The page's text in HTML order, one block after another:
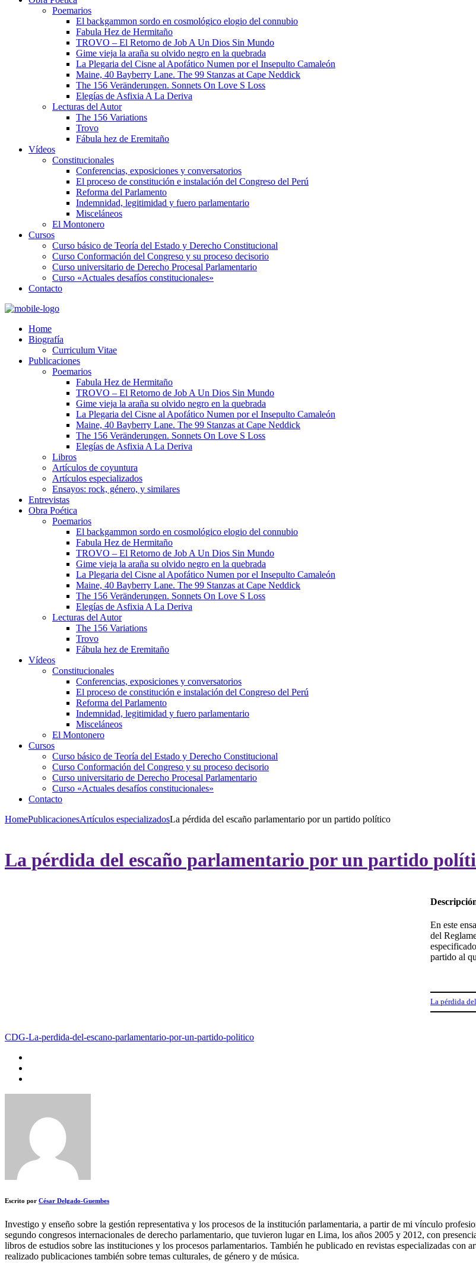
Poemarios
El backgammon sordo en cosmológico elogio del connubio
Fabula Hez de Hermitaño
TROVO – El Retorno de Job A Un Dios Sin Mundo
Gime vieja la araña su olvido negro en la quebrada
La Plegaria del Cisne al Apofático Numen por el Insepulto Camaleón
Maine, 40 Bayberry Lane. The 99 Stanzas at Cape Neddick
The 156 Veränderungen. Sonnets On Love S Loss
Elegías de Asfixia A La Deriva
Lecturas del Autor
The 156 Variations
Trovo
Fábula hez de Eremitaño
Vídeos
Constitucionales
Conferencias, exposiciones y conversatorios
El proceso de constitución e instalación del Congreso del Perú
Reforma del Parlamento
Indemnidad, legitimidad y fuero parlamentario
Misceláneos
El Montonero
Cursos
Curso básico de Teoría del Estado y Derecho Constitucional
Curso Conformación del Congreso y su proceso decisorio
Curso universitario de Derecho Procesal Parlamentario
Curso «Actuales desafíos constitucionales»
Contacto
Home
Biografía
Curriculum Vitae​
Publicaciones
Poemarios
Fabula Hez de Hermitaño
TROVO – El Retorno de Job A Un Dios Sin Mundo
Gime vieja la araña su olvido negro en la quebrada
La Plegaria del Cisne al Apofático Numen por el Insepulto Camaleón
Maine, 40 Bayberry Lane. The 99 Stanzas at Cape Neddick
The 156 Veränderungen. Sonnets On Love S Loss
Elegías de Asfixia A La Deriva
Libros
Artículos de coyuntura
Artículos especializados
Ensayos: rock, género, y similares
Entrevistas
Obra Poética
Poemarios
El backgammon sordo en cosmológico elogio del connubio
Fabula Hez de Hermitaño
TROVO – El Retorno de Job A Un Dios Sin Mundo
Gime vieja la araña su olvido negro en la quebrada
La Plegaria del Cisne al Apofático Numen por el Insepulto Camaleón
Maine, 40 Bayberry Lane. The 99 Stanzas at Cape Neddick
The 156 Veränderungen. Sonnets On Love S Loss
Elegías de Asfixia A La Deriva
Lecturas del Autor
The 156 Variations
Trovo
Fábula hez de Eremitaño
Vídeos
Constitucionales
Conferencias, exposiciones y conversatorios
El proceso de constitución e instalación del Congreso del Perú
Reforma del Parlamento
Indemnidad, legitimidad y fuero parlamentario
Misceláneos
El Montonero
Cursos
Curso básico de Teoría del Estado y Derecho Constitucional
Curso Conformación del Congreso y su proceso decisorio
Curso universitario de Derecho Procesal Parlamentario
Curso «Actuales desafíos constitucionales»
Contacto
HomePublicacionesArtículos especializadosLa pérdida del escaño parlamentario por un partido político
La pérdida del escaño parlamentario por un partido
En este
del
partido al
La pérdida
CDG-La-perdida-del-escano-parlamentario-por-un-partido-politico
Escrito por César Delgado-Guembes
Investigo y enseño sobre la gestión representativa y los procesos de la institución parlamentaria, a partir de mi vínculo
segundo congresos internacionales de derecho parlamentario, que tuvieron lugar en Lima, los años 2005 y 2012, con
libros de estudios sobre las instituciones y los procesos parlamentarios. También he publicado en revistas especializadas con
realizado publicaciones también sobre temas culturales, de género y de música.